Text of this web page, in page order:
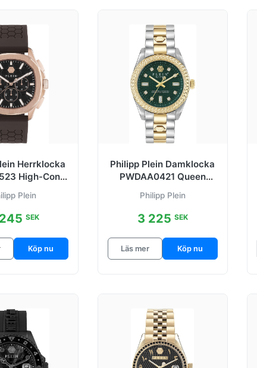
Herrklocka
High-Conic
Plein
SEK
Köp nu
Philipp Plein Damklocka
PWDAA0421 Queen
mm
Philipp Plein
3 225 SEK
Läs mer Köp nu